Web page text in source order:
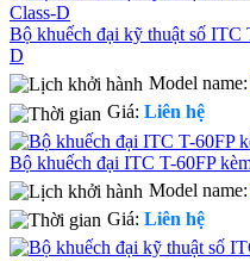
Bộ khuếch đại kỹ thuật số ITC
D
Model name:
Giá: Liên hệ
Bộ khuếch đại ITC T-60FP
Model name:
Giá: Liên hệ